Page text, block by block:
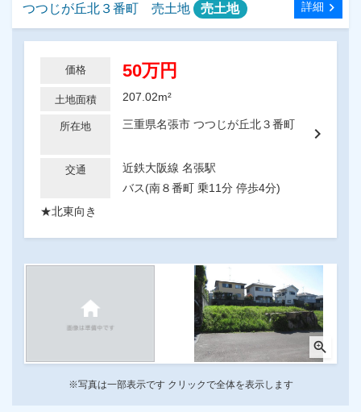
つつじが丘北３番町 売土地 売土地 詳細 chevron_right
chevron_right
価格 50万円
土地面積 207.02m²
所在地 三重県名張市 つつじが丘北３番町
交通
近鉄大阪線 名張駅
バス(南８番町 乗11分 停歩4分)
★北東向き
zoom_in
※写真は一部表示です クリックで全体を表示します